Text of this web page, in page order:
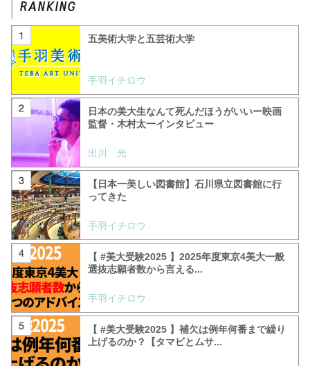
五美術大学と五芸術大学
手羽イチロウ
日本の美大生なんて死んだほうがいいー映画
監督・木村太一インタビュー
出川 光
【日本一美しい図書館】石川県立図書館に行
ってきた
手羽イチロウ
【 #美大受験2025 】2025年度東京4美大一般
選抜志願者数から言える...
手羽イチロウ
【 #美大受験2025 】補欠は例年何番まで繰り
上げるのか？【タマビとムサ...